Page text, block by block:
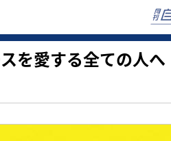
を愛する全ての人へ